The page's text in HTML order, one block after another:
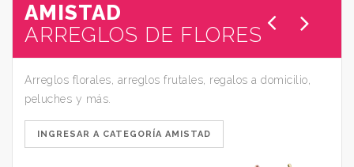
AMISTAD
ARREGLOS DE FLORES
Arreglos florales, arreglos frutales, regalos a domicilio,
peluches y más.
INGRESAR A CATEGORÍA AMISTAD